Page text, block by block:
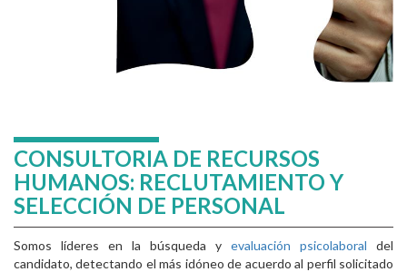
CONSULTORIA DE RECURSOS
HUMANOS: RECLUTAMIENTO Y
SELECCIÓN DE PERSONAL
Somos líderes en la búsqueda y evaluación psicolaboral del
candidato, detectando el más idóneo de acuerdo al perfil solicitado